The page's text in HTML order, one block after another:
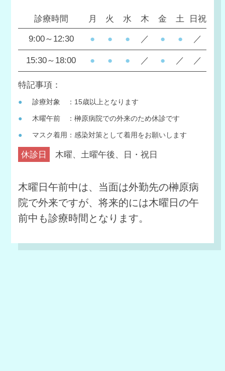
特記事項：
診療対象 ：15歳以上となります
木曜午前 ：榊原病院での外来のため休診です
マスク着用：感染対策として着用をお願いします
休診日 木曜、土曜午後、日・祝日
診療時間 月 火 水 木 金 土 日祝
9:00～12:30 ● ● ● ／ ● ● ／
15:30～18:00 ● ● ● ／ ● ／ ／
木曜日午前中は、当面は外勤先の榊原病
院で外来ですが、将来的には木曜日の午
前中も診療時間となります。